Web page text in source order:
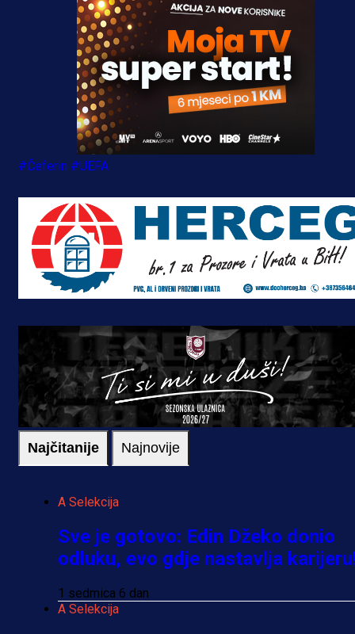
#Čeferin #UEFA
Najčitanije Najnovije
A Selekcija
Sve je gotovo: Edin Džeko donio
odluku, evo gdje nastavlja
1 sedmica 6 dan
A Selekcija